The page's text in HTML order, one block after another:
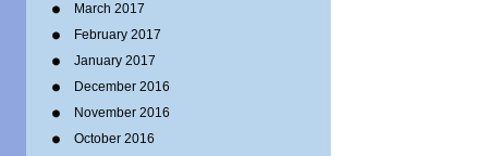
March 2017
February 2017
January 2017
December 2016
November 2016
October 2016